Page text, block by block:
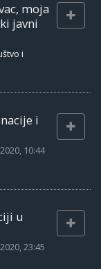
moja
javni
i
i
10:44
u
23:45